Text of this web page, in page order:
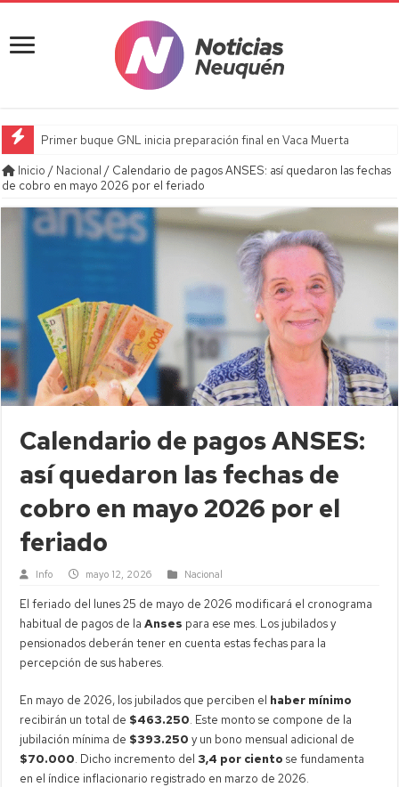
Primer buque GNL inicia preparación final en Vaca Muerta
Inicio / Nacional / Calendario de pagos ANSES: así quedaron las fechas
de cobro en mayo 2026 por el feriado
Calendario de pagos ANSES:
así quedaron las fechas de
cobro en mayo 2026 por el
feriado
Info mayo 12, 2026 Nacional
El feriado del lunes 25 de mayo de 2026 modificará el cronograma
habitual de pagos de laAnses para ese mes. Los jubilados y
pensionados deberán tener en cuenta estas fechas para la
percepción de sus haberes.
En mayo de 2026, los jubilados que perciben el haber mínimo
recibirán un total de $463.250. Este monto se compone de la
jubilación mínima de $393.250 y un bono mensual adicional de
$70.000. Dicho incremento del 3,4 por ciento se fundamenta
en el índice inflacionario registrado en marzo de 2026.